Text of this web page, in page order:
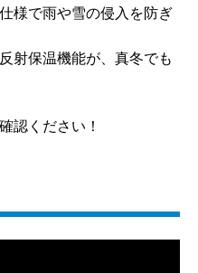
様で雨や雪の侵入を防ぎ
射保温機能が、真冬でも
認ください！